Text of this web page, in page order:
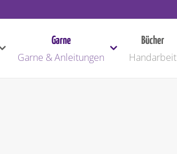
Garne
Garne & Anleitungen
Bücher
Handarbeit